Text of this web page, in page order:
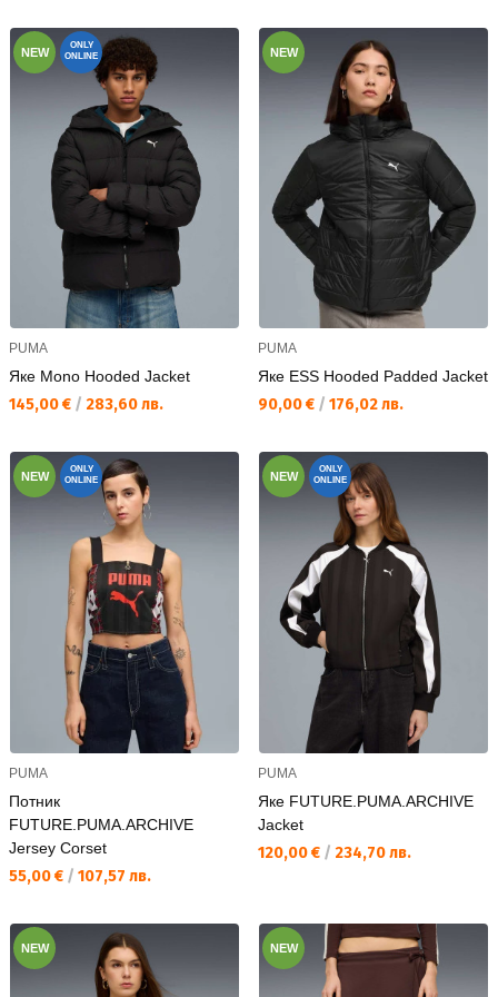
NEW
ONLY
ONLINE
PUMA
Яке Mono Hooded Jacket
Текуща цена:
145,00 € / 283,60 лв.
NEW
PUMA
Яке ESS Hooded Padded Jacket
Текуща цена:
90,00 € / 176,02 лв.
NEW
ONLY
ONLINE
PUMA
Потник
FUTURE.PUMA.ARCHIVE
Jersey Corset
Текуща цена:
55,00 € / 107,57 лв.
NEW
ONLY
ONLINE
PUMA
Яке FUTURE.PUMA.ARCHIVE
Jacket
Текуща цена:
120,00 € / 234,70 лв.
NEW NEW